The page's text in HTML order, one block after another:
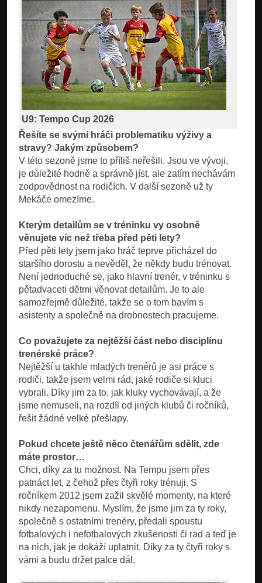
U9: Tempo Cup 2026
Řešíte se svými hráči problematiku výživy a
stravy? Jakým způsobem?
V této sezoně jsme to příliš neřešili. Jsou ve vývoji,
je důležité hodně a správně jíst, ale zatím nechávám
zodpovědnost na rodičích. V další sezoně už ty
Mekáče omezíme.
Kterým detailům se v tréninku vy osobně
věnujete víc než třeba před pěti lety?
Před pěti lety jsem jako hráč teprve přicházel do
staršího dorostu a nevěděl, že někdy budu trénovat.
Není jednoduché se, jako hlavní trenér, v tréninku s
pětadvaceti dětmi věnovat detailům. Je to ale
samozřejmě důležité, takže se o tom bavím s
asistenty a společně na drobnostech pracujeme.
Co považujete za nejtěžší část nebo disciplínu
trenérské práce?
Nejtěžší u takhle mladých trenérů je asi práce s
rodiči, takže jsem velmi rád, jaké rodiče si kluci
vybrali. Díky jim za to, jak kluky vychovávají, a že
jsme nemuseli, na rozdíl od jiných klubů či ročníků,
řešit žádné velké přešlapy.
Pokud chcete ještě něco čtenářům sdělit, zde
máte prostor…
Chci, díky za tu možnost. Na Tempu jsem přes
patnáct let, z čehož přes čtyři roky trénuji. S
ročníkem 2012 jsem zažil skvělé momenty, na které
nikdy nezapomenu. Myslím, že jsme jim za ty roky,
společně s ostatními trenéry, předali spoustu
fotbalových i nefotbalových zkušeností či rad a teď je
na nich, jak je dokáží uplatnit. Díky za ty čtyři roky s
vámi a budu držet palce dál.